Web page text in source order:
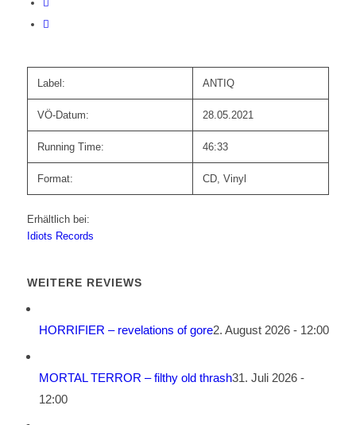
Label: ANTIQ
VÖ-Datum: 28.05.2021
Running Time: 46:33
Format: CD, Vinyl
Erhältlich bei:
Idiots Records
WEITERE REVIEWS
HORRIFIER – revelations of gore2. August 2026 - 12:00
MORTAL TERROR – filthy old thrash31. Juli 2026 -
12:00